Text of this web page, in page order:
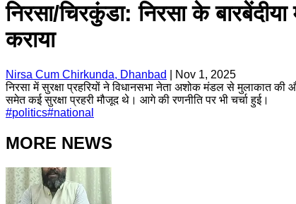
निरसा/चिरकुंडा: निरसा के
कराया
Nirsa Cum Chirkunda, Dhanbad
Nov 1, 2025
निरसा में सुरक्षा प्रहरियों ने विधानसभा नेता अशोक मंडल से मुलाकात की
समेत कई सुरक्षा प्रहरी मौजूद थे। आगे की रणनीति पर भी चर्चा हुई।
#politics#national
MORE NEWS